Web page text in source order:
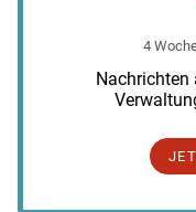
4
Nachrichten